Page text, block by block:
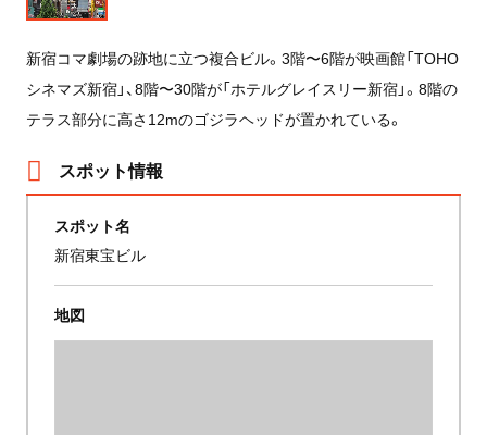
新宿コマ劇場の跡地に立つ複合ビル。3階〜6階が映画館「TOHO
シネマズ新宿」、8階〜30階が「ホテルグレイスリー新宿」。8階の
テラス部分に高さ12mのゴジラヘッドが置かれている。
スポット情報
スポット名
新宿東宝ビル
地図